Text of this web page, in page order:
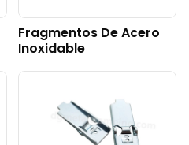
Fragmentos De Acero
Inoxidable